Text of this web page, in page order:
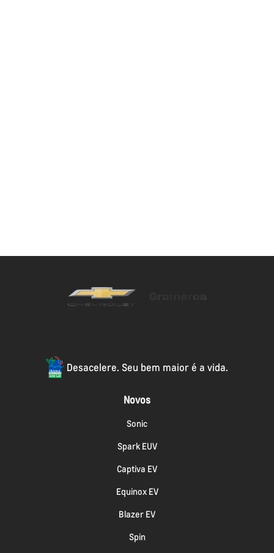
Desacelere. Seu bem maior é a vida.
Novos
Sonic
Spark EUV
Captiva EV
Equinox EV
Blazer EV
Spin